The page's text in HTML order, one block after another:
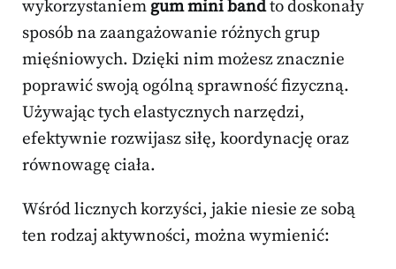
wykorzystaniem gum mini bandto doskonały
sposób na zaangażowanie różnych grup
mięśniowych. Dzięki nim możesz znacznie
poprawić swoją ogólną sprawność fizyczną.
Używając tych elastycznych narzędzi,
efektywnie rozwijasz siłę, koordynację oraz
równowagę ciała.
Wśród licznych korzyści, jakie niesie ze sobą
ten rodzaj aktywności, można wymienić: